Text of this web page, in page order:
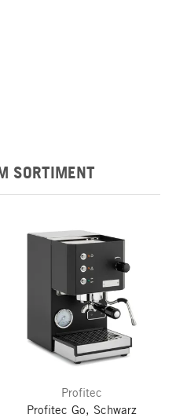
SORTIMENT
Profitec
Profitec Go, Schwarz